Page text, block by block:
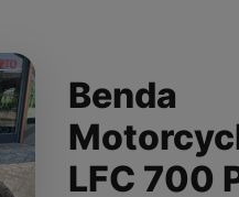
Benda
LFC 700